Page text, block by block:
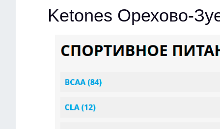
Ketones Орехово-